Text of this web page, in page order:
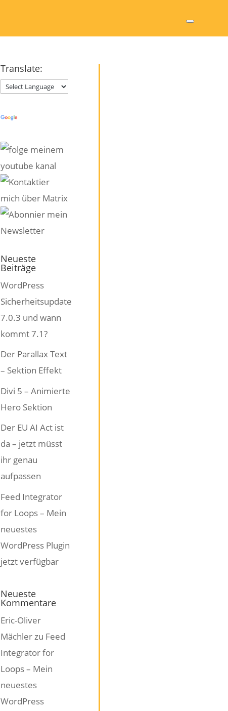
Translate:
Neueste
Beiträge
WordPress
Sicherheitsupdate
7.0.3 und wann
kommt 7.1?
Der Parallax Text
– Sektion Effekt
Divi 5 – Animierte
Hero Sektion
Der EU AI Act ist
da – jetzt müsst
ihr genau
aufpassen
Feed Integrator
for Loops – Mein
neuestes
WordPress Plugin
jetzt verfügbar
Neueste
Kommentare
Eric-Oliver
Mächlerzu Feed
Integrator for
Loops – Mein
neuestes
WordPress